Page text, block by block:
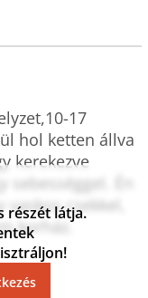
17
hol ketten állva
kerekezve
sebességgel. Én
csekkel,
korház.
részét látja.